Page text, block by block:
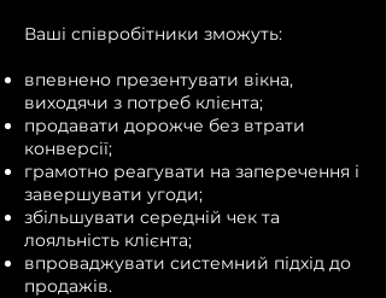
Ваші співробітники зможуть:
впевнено презентувати вікна,
виходячи з потреб клієнта;
продавати дорожче без втрати
конверсії;
грамотно реагувати на заперечення і
завершувати угоди;
збільшувати середній чек та
лояльність клієнта;
впроваджувати системний підхід до
продажів.